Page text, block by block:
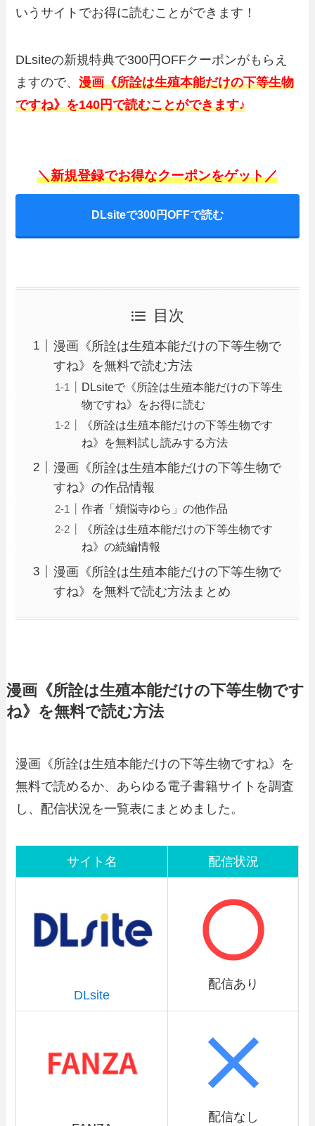
いうサイトでお得に読むことができます！
DLsiteの新規特典で300円OFFクーポンがもらえ
ますので、漫画《所詮は生殖本能だけの下等生物
ですね》を140円で読むことができます♪
＼新規登録でお得なクーポンをゲット／
DLsiteで300円OFFで読む
目次
漫画《所詮は生殖本能だけの下等生物で
すね》を無料で読む方法
DLsiteで《所詮は生殖本能だけの下等生
物ですね》をお得に読む
《所詮は生殖本能だけの下等生物です
ね》を無料試し読みする方法
漫画《所詮は生殖本能だけの下等生物で
すね》の作品情報
作者「煩悩寺ゆら」の他作品
《所詮は生殖本能だけの下等生物です
ね》の続編情報
漫画《所詮は生殖本能だけの下等生物で
すね》を無料で読む方法まとめ
漫画《所詮は生殖本能だけの下等生物です
ね》を無料で読む方法
漫画《所詮は生殖本能だけの下等生物ですね》を
無料で読めるか、あらゆる電子書籍サイトを調査
し、配信状況を一覧表にまとめました。
サイト名 配信状況
DLsite
配信あり
配信なし